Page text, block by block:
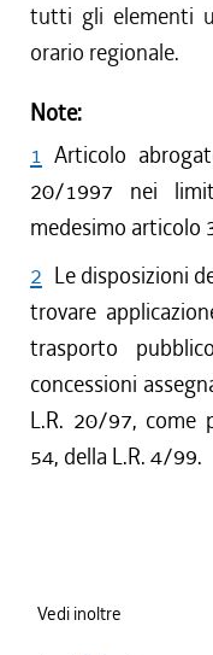
tutti gli elementi
orario regionale.
Note:
1 Articolo
20/1997 nei
medesimo articolo
2 Le disposizioni
trovare
trasporto
concessioni
L.R. 20/97, come
54, della L.R. 4/99.
Vedi inoltre